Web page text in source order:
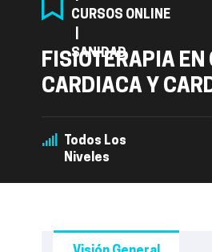
CURSOS ONLINE
SANIDAD
FISIOTERAPIA EN
CARDIACA Y
Todos Los
Niveles